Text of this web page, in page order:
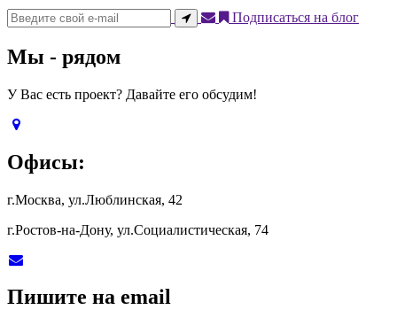
Подписаться на блог
Мы - рядом
У Вас есть проект? Давайте его обсудим!
Офисы:
г.Москва, ул.Люблинская, 42
г.Ростов-на-Дону, ул.Социалистическая, 74
Пишите на email